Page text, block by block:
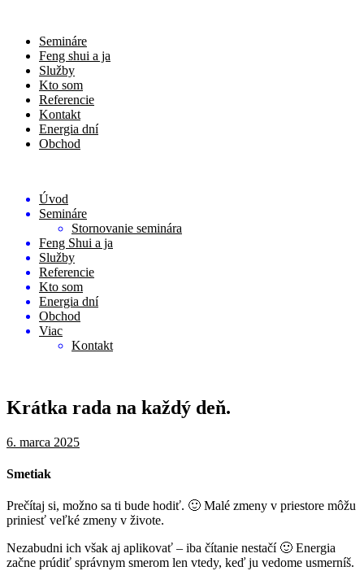
Semináre
Feng shui a ja
Služby
Kto som
Referencie
Kontakt
Energia dní
Obchod
Úvod
Semináre
Stornovanie seminára
Feng Shui a ja
Služby
Referencie
Kto som
Energia dní
Obchod
Viac
Kontakt
Krátka rada na každý deň.
6. marca 2025
Smetiak
Prečítaj si, možno sa ti bude hodiť. 🙂 Malé zmeny v priestore môžu
priniesť veľké zmeny v živote.
Nezabudni ich však aj aplikovať – iba čítanie nestačí 🙂 Energia
začne prúdiť správnym smerom len vtedy, keď ju vedome usmerníš.